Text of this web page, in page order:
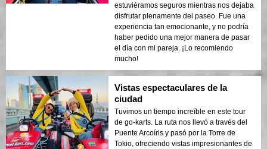
estuviéramos seguros mientras nos dejaba
disfrutar plenamente del paseo. Fue una
experiencia tan emocionante, y no podría
haber pedido una mejor manera de pasar
el día con mi pareja. ¡Lo recomiendo
mucho!
Vistas espectaculares de la
ciudad
Tuvimos un tiempo increíble en este tour
de go-karts. La ruta nos llevó a través del
Puente Arcoíris y pasó por la Torre de
Tokio, ofreciendo vistas impresionantes de